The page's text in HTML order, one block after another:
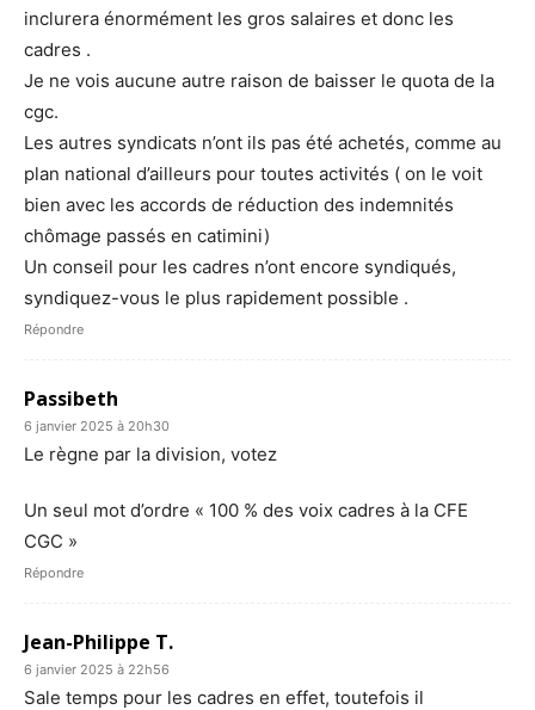
inclurera énormément les gros salaires et donc les
cadres .
Je ne vois aucune autre raison de baisser le quota de la
cgc.
Les autres syndicats n’ont ils pas été achetés, comme au
plan national d’ailleurs pour toutes activités ( on le voit
bien avec les accords de réduction des indemnités
chômage passés en catimini)
Un conseil pour les cadres n’ont encore syndiqués,
syndiquez-vous le plus rapidement possible .
Répondre
Passibeth
6 janvier 2025 à 20h30
Le règne par la division, votez
Un seul mot d’ordre « 100 % des voix cadres à la CFE
CGC »
Répondre
Jean-Philippe T.
6 janvier 2025 à 22h56
Sale temps pour les cadres en effet, toutefois il